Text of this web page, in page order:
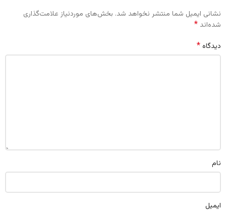
نشانی ایمیل شما منتشر نخواهد شد. بخش‌های موردنیاز علامت‌گذاری
شده‌اند *
دیدگاه*
نام
ایمیل